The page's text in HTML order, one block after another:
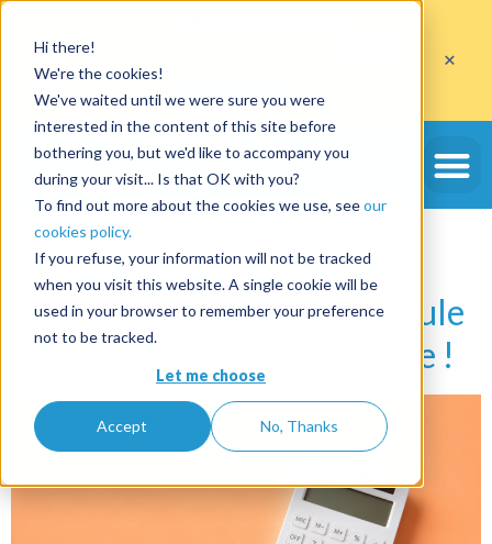
Hi there!
We're the cookies!
We've waited until we were sure you were
interested in the content of this site before
bothering you, but we'd like to accompany you
during your visit... Is that OK with you?
To find out more about the cookies we use, seeour
cookies policy.
If you refuse, your information will not be tracked
when you visit this website. A single cookie will be
used in your browser to remember your preference
not to be tracked.
Let me choose
Accept No, Thanks
sur l'ouverture d'un compte avec le code
jusqu'au 30/09/2026*
J'en profite
×
Étiquette :empreinte
bancaire
Calculer le vrai coût d’un
impayé en clinique : la formule
que personne ne vous donne !